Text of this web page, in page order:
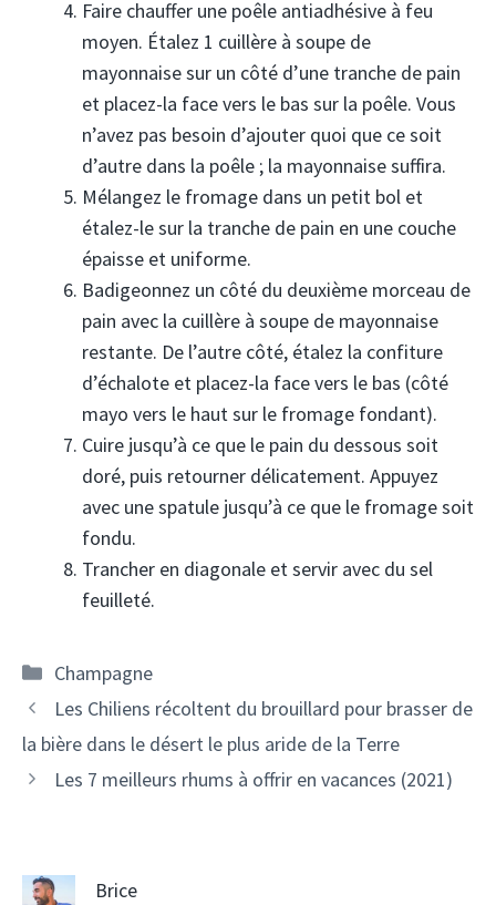
Faire chauffer une poêle antiadhésive à feu
moyen. Étalez 1 cuillère à soupe de
mayonnaise sur un côté d’une tranche de pain
et placez-la face vers le bas sur la poêle. Vous
n’avez pas besoin d’ajouter quoi que ce soit
d’autre dans la poêle ; la mayonnaise suffira.
Mélangez le fromage dans un petit bol et
étalez-le sur la tranche de pain en une couche
épaisse et uniforme.
Badigeonnez un côté du deuxième morceau de
pain avec la cuillère à soupe de mayonnaise
restante. De l’autre côté, étalez la confiture
d’échalote et placez-la face vers le bas (côté
mayo vers le haut sur le fromage fondant).
Cuire jusqu’à ce que le pain du dessous soit
doré, puis retourner délicatement. Appuyez
avec une spatule jusqu’à ce que le fromage soit
fondu.
Trancher en diagonale et servir avec du sel
feuilleté.
Catégories
Champagne
Navigation
des
Les Chiliens récoltent du brouillard pour brasser de
la bière dans le désert le plus aride de la Terre
Les 7 meilleurs rhums à offrir en vacances (2021)
Brice